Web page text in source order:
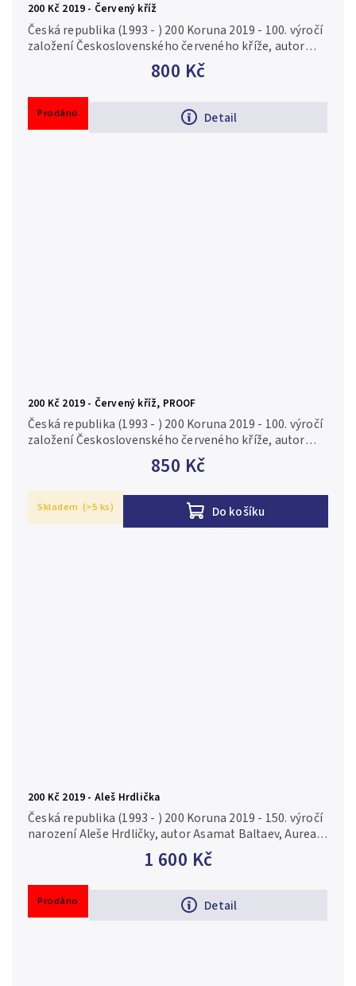
200 Kč 2019 - Červený kříž
800 Kč
Detail
Česká republika (1993 - ) 200 Koruna 2019 - 100. výročí
založení Československého červeného kříže, autor
Asamat Baltaev, Aurea C220, kapsle, certifikát, běžná
Prodáno
200 Kč 2019 - Červený kříž, PROOF
850 Kč
Do košíku
Česká republika (1993 - ) 200 Koruna 2019 - 100. výročí
založení Československého červeného kříže, autor
Asamat Baltaev, Aurea C220, etue, certifikát, PROOF Ag
Skladem (>5 ks)
200 Kč 2019 - Aleš Hrdlička
1 600 Kč
Detail
Česká republika (1993 - ) 200 Koruna 2019 - 150. výročí
narození Aleše Hrdličky, autor Asamat Baltaev, Aurea
C221, kapsle, certifikát, běžná kvalita Ag 0,925, 31 mm
Prodáno